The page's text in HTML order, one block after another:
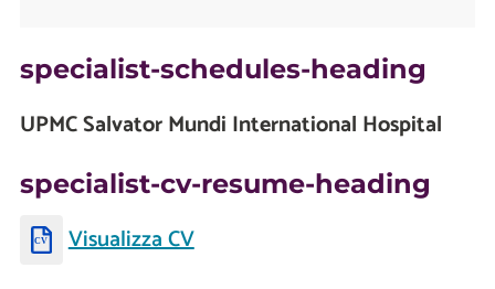
specialist-schedules-heading
UPMC Salvator Mundi International Hospital
specialist-cv-resume-heading
Visualizza CV